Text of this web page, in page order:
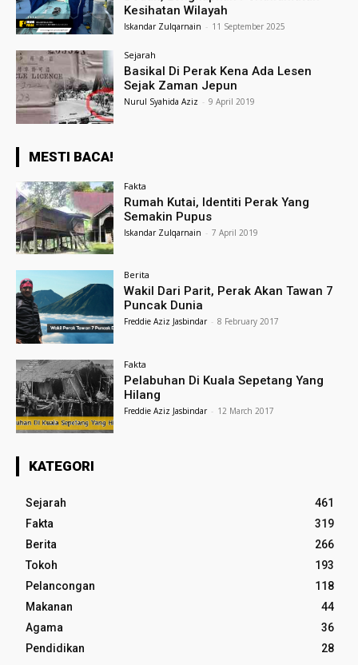
Kesihatan Wilayah
Iskandar Zulqarnain - 11 September 2025
Sejarah
Basikal Di Perak Kena Ada Lesen
Sejak Zaman Jepun
Nurul Syahida Aziz - 9 April 2019
MESTI BACA!
Fakta
Rumah Kutai, Identiti Perak Yang
Semakin Pupus
Iskandar Zulqarnain - 7 April 2019
Berita
Wakil Dari Parit, Perak Akan Tawan 7
Puncak Dunia
Freddie Aziz Jasbindar - 8 February 2017
Fakta
Pelabuhan Di Kuala Sepetang Yang
Hilang
Freddie Aziz Jasbindar - 12 March 2017
KATEGORI
Sejarah
461
Fakta
319
Berita
266
Tokoh
193
Pelancongan
118
Makanan
44
Agama
36
Pendidikan
28